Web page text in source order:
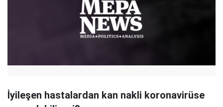
İyileşen hastalardan kan nakli koronavirüse